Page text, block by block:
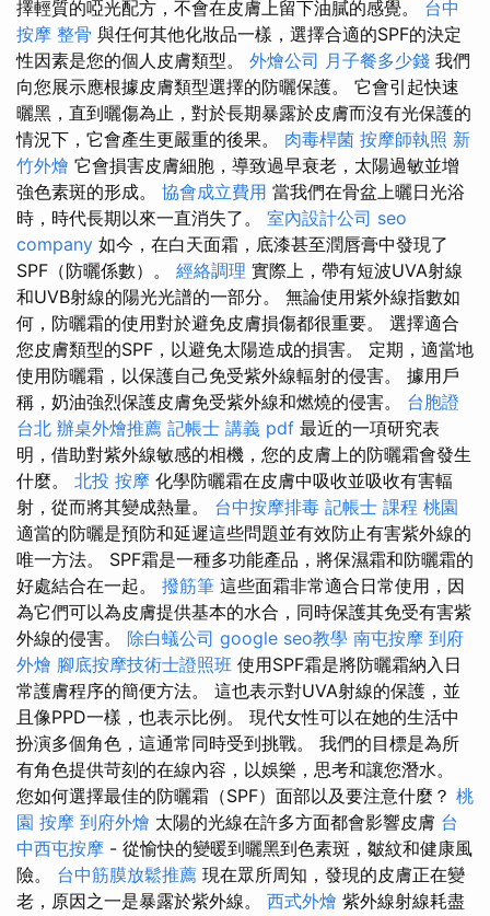
擇輕質的啞光配方，不會在皮膚上留下油膩的感覺。 台中
按摩 整骨 與任何其他化妝品一樣，選擇合適的SPF的決定
性因素是您的個人皮膚類型。 外燴公司 月子餐多少錢 我們
向您展示應根據皮膚類型選擇的防曬保護。 它會引起快速
曬黑，直到曬傷為止，對於長期暴露於皮膚而沒有光保護的
情況下，它會產生更嚴重的後果。 肉毒桿菌 按摩師執照 新
竹外燴 它會損害皮膚細胞，導致過早衰老，太陽過敏並增
強色素斑的形成。 協會成立費用 當我們在骨盆上曬日光浴
時，時代長期以來一直消失了。 室內設計公司 seo
company 如今，在白天面霜，底漆甚至潤唇膏中發現了
SPF（防曬係數）。 經絡調理 實際上，帶有短波UVA射線
和UVB射線的陽光光譜的一部分。 無論使用紫外線指數如
何，防曬霜的使用對於避免皮膚損傷都很重要。 選擇適合
您皮膚類型的SPF，以避免太陽造成的損害。 定期，適當地
使用防曬霜，以保護自己免受紫外線輻射的侵害。 據用戶
稱，奶油強烈保護皮膚免受紫外線和燃燒的侵害。 台胞證
台北 辦桌外燴推薦 記帳士 講義 pdf 最近的一項研究表
明，借助對紫外線敏感的相機，您的皮膚上的防曬霜會發生
什麼。 北投 按摩 化學防曬霜在皮膚中吸收並吸收有害輻
射，從而將其變成熱量。 台中按摩排毒 記帳士 課程 桃園
適當的防曬是預防和延遲這些問題並有效防止有害紫外線的
唯一方法。 SPF霜是一種多功能產品，將保濕霜和防曬霜的
好處結合在一起。 撥筋筆 這些面霜非常適合日常使用，因
為它們可以為皮膚提供基本的水合，同時保護其免受有害紫
外線的侵害。 除白蟻公司 google seo教學 南屯按摩 到府
外燴 腳底按摩技術士證照班 使用SPF霜是將防曬霜納入日
常護膚程序的簡便方法。 這也表示對UVA射線的保護，並
且像PPD一樣，也表示比例。 現代女性可以在她的生活中
扮演多個角色，這通常同時受到挑戰。 我們的目標是為所
有角色提供苛刻的在線內容，以娛樂，思考和讓您潛水。
您如何選擇最佳的防曬霜（SPF）面部以及要注意什麼？ 桃
園 按摩 到府外燴 太陽的光線在許多方面都會影響皮膚 台
中西屯按摩 - 從愉快的變暖到曬黑到色素斑，皺紋和健康風
險。 台中筋膜放鬆推薦 現在眾所周知，發現的皮膚正在變
老，原因之一是暴露於紫外線。 西式外燴 紫外線射線耗盡